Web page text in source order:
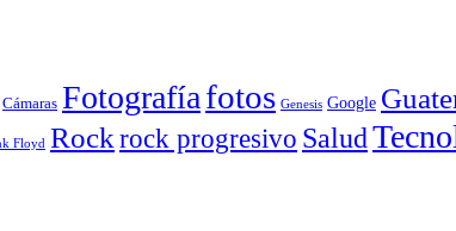
Cámaras Fotografíafotos Genesis Google
Floyd Rock rock progresivo Salud